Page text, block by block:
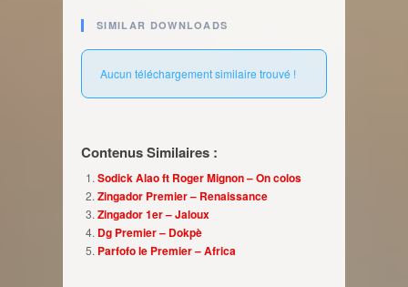
SIMILAR DOWNLOADS
Aucun téléchargement similaire trouvé !
Contenus Similaires :
Sodick Alao ft Roger Mignon – On colos
Zingador Premier – Renaissance
Zingador 1er – Jaloux
Dg Premier – Dokpè
Parfofo le Premier – Africa